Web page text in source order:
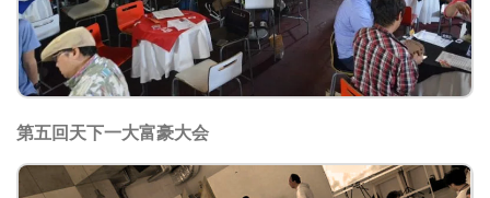
第五回天下一大富豪大会